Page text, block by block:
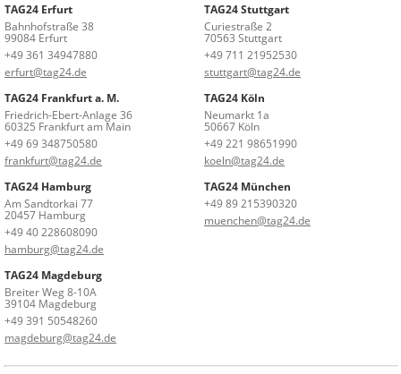
TAG24 Erfurt
Bahnhofstraße 38
99084 Erfurt
+49 361 34947880
erfurt@tag24.de
TAG24 Stuttgart
Curiestraße 2
70563 Stuttgart
+49 711 21952530
stuttgart@tag24.de
TAG24 Frankfurt a. M.
Friedrich-Ebert-Anlage 36
60325 Frankfurt am Main
+49 69 348750580
frankfurt@tag24.de
TAG24 Köln
Neumarkt 1a
50667 Köln
+49 221 98651990
koeln@tag24.de
TAG24 Hamburg
Am Sandtorkai 77
20457 Hamburg
+49 40 228608090
hamburg@tag24.de
TAG24 München
+49 89 215390320
muenchen@tag24.de
TAG24 Magdeburg
Breiter Weg 8-10A
39104 Magdeburg
+49 391 50548260
magdeburg@tag24.de